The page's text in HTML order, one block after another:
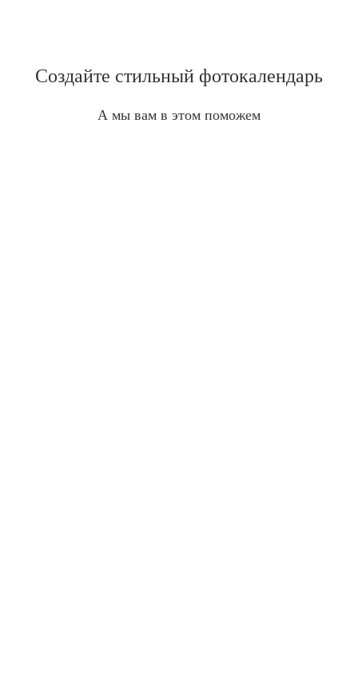
Создайте стильный фотокалендарь
А мы вам в этом поможем